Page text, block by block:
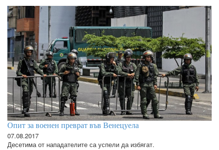
Опит за военен преврат във Венецуела
07.08.2017
Десетима от нападателите са успели да избягат.